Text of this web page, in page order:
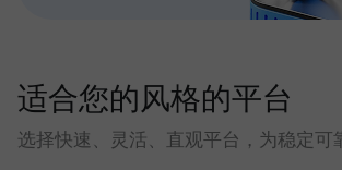
适合您的风格的平台
选择快速、灵活、直观平台，为稳定可